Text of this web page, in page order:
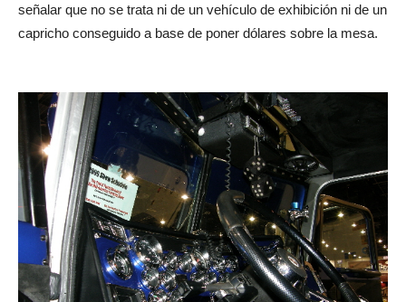
señalar que no se trata ni de un vehículo de exhibición ni de un
capricho conseguido a base de poner dólares sobre la mesa.